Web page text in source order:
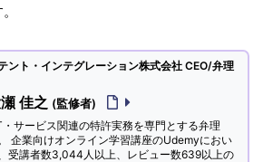
ント・インテグレーション株式会社 CEO/弁理
佳之 (監修者)
・サービス関連の特許実務を専門とする弁理
企業向けオンライン学習講座のUdemyにおい
受講者数3,044人以上、レビュー数639以上の